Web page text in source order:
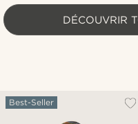
DÉCOUVRIR
Best-Seller